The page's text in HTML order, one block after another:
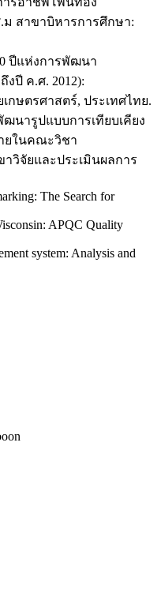
ม สาขาบิหารการศึกษา:
ปีแห่งการพัฒนา
งปี ค.ศ. 2012):
ษตรศาสตร์, ประเทศไทย.
ฒนารูปแบบการเทียบเคียง
ยในคณะวิชา
วิจัยและประเมินผลการ
The Search for
APQC Quality
system: Analysis and